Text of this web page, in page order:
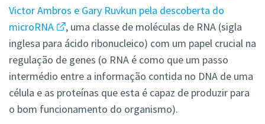
Victor Ambros e Gary Ruvkun pela descoberta do
microRNA
, uma classe de moléculas de RNA (sigla
inglesa para ácido ribonucleico) com um papel crucial na
regulação de genes (o RNA é como que um passo
intermédio entre a informação contida no DNA de uma
célula e as proteínas que esta é capaz de produzir para
o bom funcionamento do organismo).